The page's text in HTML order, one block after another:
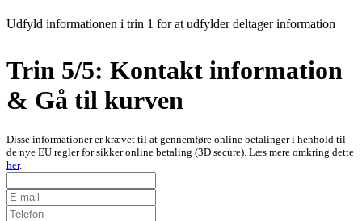
Udfyld informationen i trin 1 for at udfylder deltager information
Trin 5/5: Kontakt information
& Gå til kurven
Disse informationer er krævet til at gennemføre online betalinger i henhold til
de nye EU regler for sikker online betaling (3D secure). Læs mere omkring dette
her.